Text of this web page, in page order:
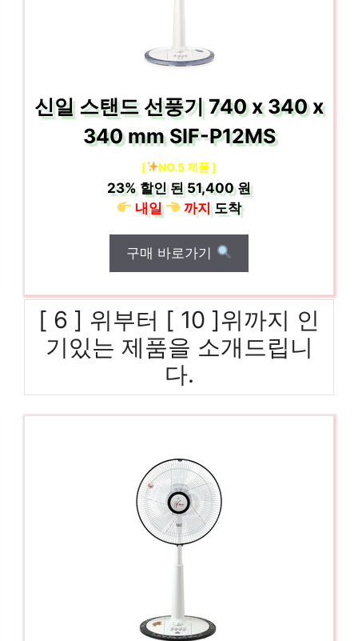
신일 스탠드 선풍기 740 x 340 x
340 mm SIF-P12MS
[ NO.5 제품 ]
23% 할인 된51,400 원
내일
까지도착
구매 바로가기
[ 6 ] 위부터 [ 10 ]위까지 인
기있는 제품을 소개드립니
다.